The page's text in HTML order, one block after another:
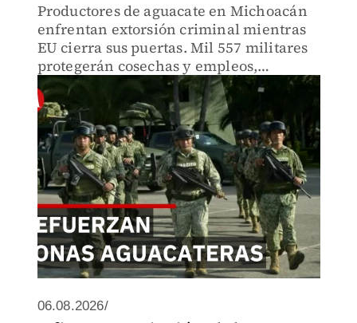
Productores de aguacate en Michoacán
enfrentan extorsión criminal mientras
EU cierra sus puertas. Mil 557 militares
protegerán cosechas y empleos,
patrullando vías y centros de empaque
en carrera contra el tiempo para salvar
la cosecha.
06.08.2026/